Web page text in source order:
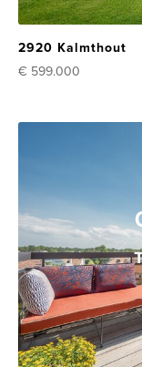
2920 Kalmthout
€ 599.000